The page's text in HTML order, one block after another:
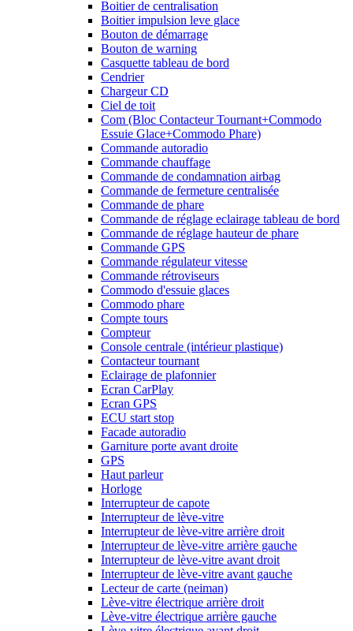
Boitier de centralisation
Boitier impulsion leve glace
Bouton de démarrage
Bouton de warning
Casquette tableau de bord
Cendrier
Chargeur CD
Ciel de toit
Com (Bloc Contacteur Tournant+Commodo
Essuie Glace+Commodo Phare)
Commande autoradio
Commande chauffage
Commande de condamnation airbag
Commande de fermeture centralisée
Commande de phare
Commande de réglage eclairage tableau de bord
Commande de réglage hauteur de phare
Commande GPS
Commande régulateur vitesse
Commande rétroviseurs
Commodo d'essuie glaces
Commodo phare
Compte tours
Compteur
Console centrale (intérieur plastique)
Contacteur tournant
Eclairage de plafonnier
Ecran CarPlay
Ecran GPS
ECU start stop
Facade autoradio
Garniture porte avant droite
GPS
Haut parleur
Horloge
Interrupteur de capote
Interrupteur de lève-vitre
Interrupteur de lève-vitre arrière droit
Interrupteur de lève-vitre arrière gauche
Interrupteur de lève-vitre avant droit
Interrupteur de lève-vitre avant gauche
Lecteur de carte (neiman)
Lève-vitre électrique arrière droit
Lève-vitre électrique arrière gauche